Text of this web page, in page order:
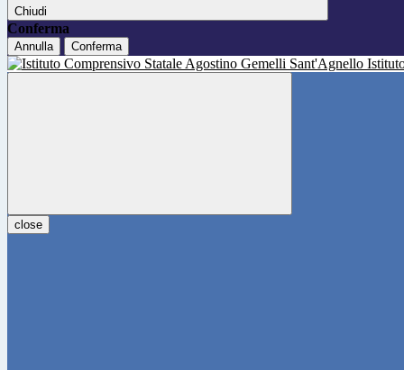
Chiudi
Conferma
Annulla Conferma
close